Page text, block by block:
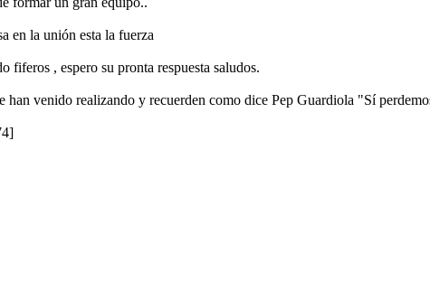
en la unión esta la fuerza
fiferos , espero su pronta respuesta saludos.
han venido realizando y recuerden como dice Pep Guardiola "Sí